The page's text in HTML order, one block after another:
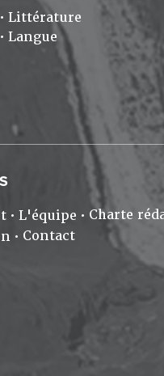
Littérature
Langue
L'équipe
Charte
Contact